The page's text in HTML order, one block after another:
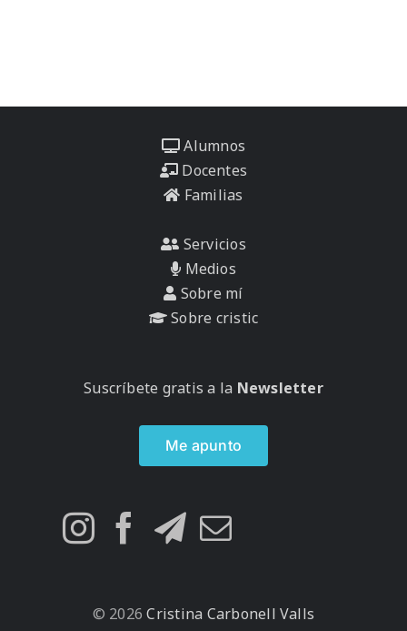
Alumnos
Docentes
Familias
Servicios
Medios
Sobre mí
Sobre cristic
Suscríbete gratis a la Newsletter
Me apunto
© 2026 Cristina Carbonell Valls